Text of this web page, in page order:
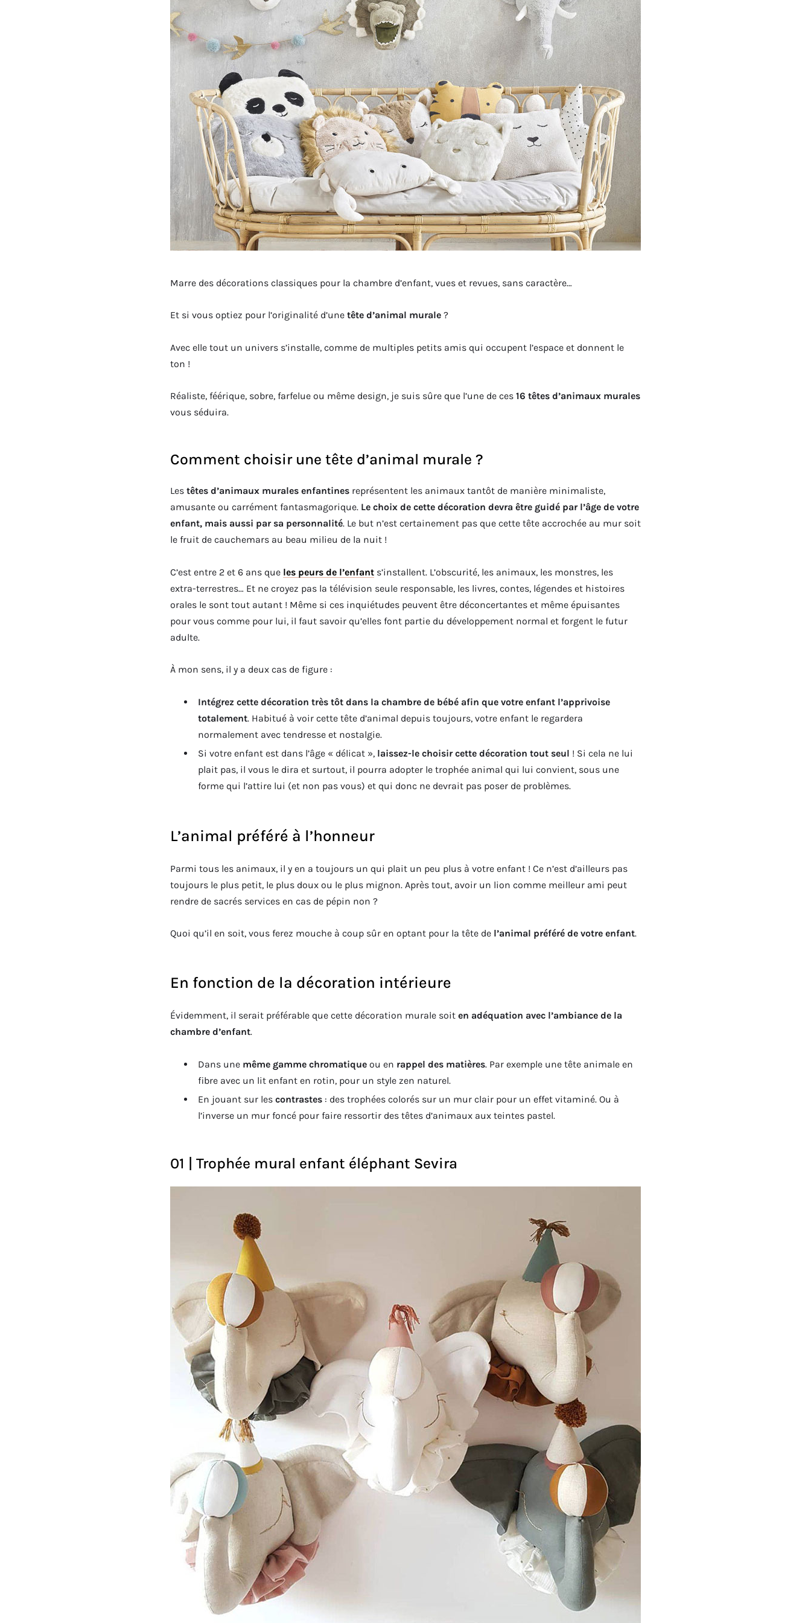
Marre des décorations classiques pour la chambre d’enfant, vues et revues, sans caractère…
Et si vous optiez pour l’originalité d’une tête d’animal murale ?
Avec elle tout un univers s’installe, comme de multiples petits amis qui occupent l’espace et donnent le
ton !
Réaliste, féérique, sobre, farfelue ou même design, je suis sûre que l’une de ces 16 têtes d’animaux murales
vous séduira.
Comment choisir une tête d’animal murale ?
Les têtes d’animaux murales enfantines représentent les animaux tantôt de manière minimaliste,
amusante ou carrément fantasmagorique. Le choix de cette décoration devra être guidé par l’âge de votre
enfant, mais aussi par sa personnalité. Le but n’est certainement pas que cette tête accrochée au mur soit
le fruit de cauchemars au beau milieu de la nuit !
C’est entre 2 et 6 ans que les peurs de l’enfant s’installent. L’obscurité, les animaux, les monstres, les
extra-terrestres… Et ne croyez pas la télévision seule responsable, les livres, contes, légendes et histoires
orales le sont tout autant ! Même si ces inquiétudes peuvent être déconcertantes et même épuisantes
pour vous comme pour lui, il faut savoir qu’elles font partie du développement normal et forgent le futur
adulte.
À mon sens, il y a deux cas de figure :
Intégrez cette décoration très tôt dans la chambre de bébé afin que votre enfant l’apprivoise
totalement. Habitué à voir cette tête d’animal depuis toujours, votre enfant le regardera
normalement avec tendresse et nostalgie.
Si votre enfant est dans l’âge « délicat », laissez-le choisir cette décoration tout seul ! Si cela ne lui
plait pas, il vous le dira et surtout, il pourra adopter le trophée animal qui lui convient, sous une
forme qui l’attire lui (et non pas vous) et qui donc ne devrait pas poser de problèmes.
L’animal préféré à l’honneur
Parmi tous les animaux, il y en a toujours un qui plait un peu plus à votre enfant ! Ce n’est d’ailleurs pas
toujours le plus petit, le plus doux ou le plus mignon. Après tout, avoir un lion comme meilleur ami peut
rendre de sacrés services en cas de pépin non ?
Quoi qu’il en soit, vous ferez mouche à coup sûr en optant pour la tête de l’animal préféré de votre enfant.
En fonction de la décoration intérieure
Évidemment, il serait préférable que cette décoration murale soit en adéquation avec l’ambiance de la
chambre d’enfant.
Dans une même gamme chromatique ou en rappel des matières. Par exemple une tête animale en
fibre avec un lit enfant en rotin, pour un style zen naturel.
En jouant sur les contrastes : des trophées colorés sur un mur clair pour un effet vitaminé. Ou à
l’inverse un mur foncé pour faire ressortir des têtes d’animaux aux teintes pastel.
01 | Trophée mural enfant éléphant Sevira